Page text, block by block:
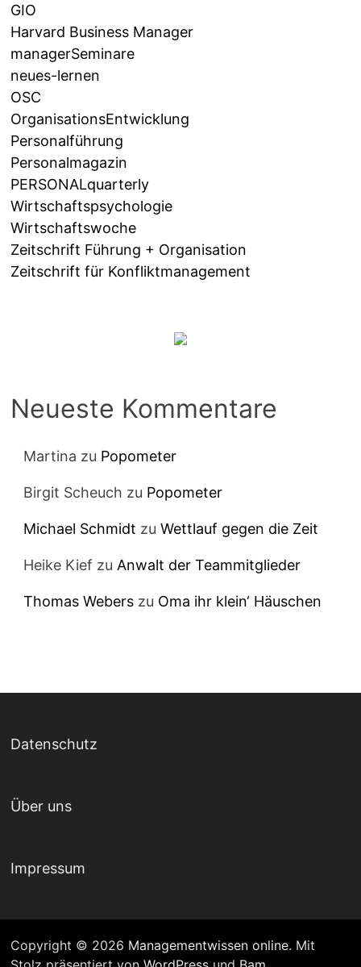
GIO
Harvard Business Manager
managerSeminare
neues-lernen
OSC
OrganisationsEntwicklung
Personalführung
Personalmagazin
PERSONALquarterly
Wirtschaftspsychologie
Wirtschaftswoche
Zeitschrift Führung + Organisation
Zeitschrift für Konfliktmanagement
Neueste Kommentare
Martina zu Popometer
Birgit Scheuch zu Popometer
Michael Schmidt zuWettlauf gegen die Zeit
Heike Kief zuAnwalt der Teammitglieder
Thomas Webers zu Oma ihr klein‘ Häuschen
Datenschutz
Über uns
Impressum
Copyright © 2026 Managementwissen online. Mit